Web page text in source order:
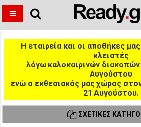
Η εταιρεία και οι αποθήκες
κλειστές
λόγω καλοκαιρινών
Αυγούστου
ενώ ο εκθεσιακός μας χώρος
21 Αυγούστου.
ΣΧΕΤΙΚΈΣ